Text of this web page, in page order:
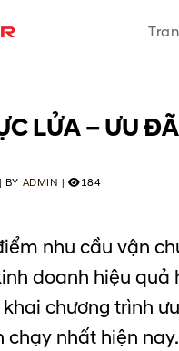
LỬA – ƯU
BY ADMIN | 184
nhu cầu vận
doanh hiệu
chương trình
nhất hiện nay.